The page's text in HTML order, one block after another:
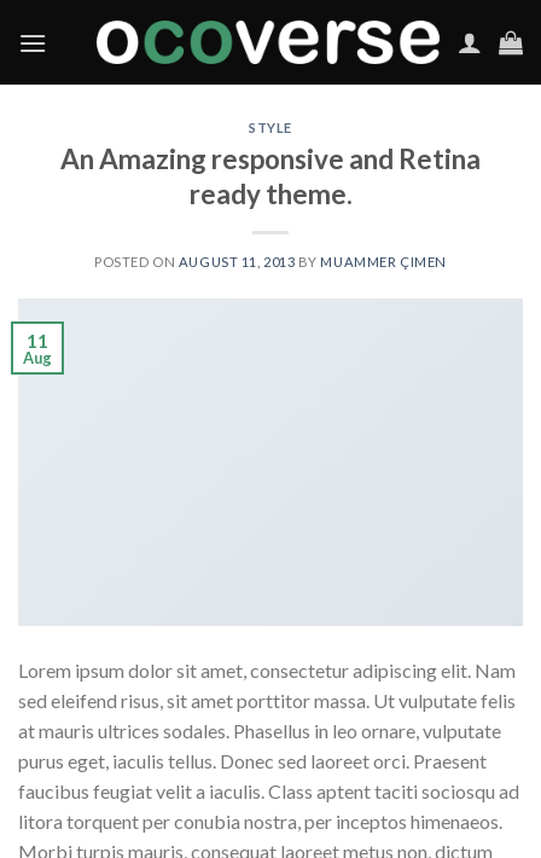
STYLE
An Amazing responsive and Retina
ready theme.
POSTED ON AUGUST 11, 2013 BY MUAMMER ÇIMEN
11
Aug
Lorem ipsum dolor sit amet, consectetur adipiscing elit. Nam
sed eleifend risus, sit amet porttitor massa. Ut vulputate felis
at mauris ultrices sodales. Phasellus in leo ornare, vulputate
purus eget, iaculis tellus. Donec sed laoreet orci. Praesent
faucibus feugiat velit a iaculis. Class aptent taciti sociosqu ad
litora torquent per conubia nostra, per inceptos himenaeos.
Morbi turpis mauris, consequat laoreet metus non, dictum